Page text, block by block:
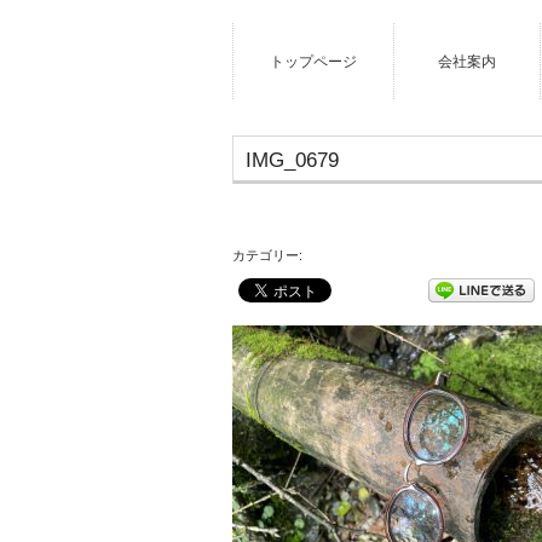
トップページ 会社案内
IMG_0679
カテゴリー: